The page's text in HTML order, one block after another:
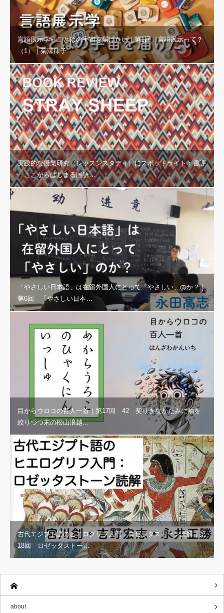
言語展示学～ことばの宇宙を届けたい｜第1回 言語展示って？
（1）｜菊澤律子
実践的な授業研究（レッスンスタディ）にスポットライト：書評
『ここからはじまる国語…
「やさしい日本語」は在留外国人にとって「やさしい」のか？｜
第6回 「やさしい日本…
目からウロコの百人一首｜第17回 42 契りきなかたみに袖を
絞りつつ末の松山浪越…
古代エジプト語のヒエログリフ入門：ロゼッタストーン読解｜第
18回 ロゼッタストー…
about